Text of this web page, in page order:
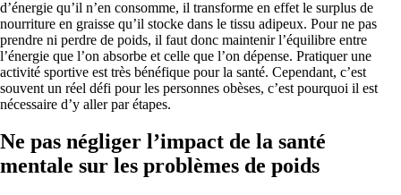
d’énergie qu’il n’en consomme, il transforme en effet le surplus de
nourriture en graisse qu’il stocke dans le tissu adipeux. Pour ne pas
prendre ni perdre de poids, il faut donc maintenir l’équilibre entre
l’énergie que l’on absorbe et celle que l’on dépense. Pratiquer une
activité sportive est très bénéfique pour la santé. Cependant, c’est
souvent un réel défi pour les personnes obèses, c’est pourquoi il est
nécessaire d’y aller par étapes.
Ne pas négliger l’impact de la santé
mentale sur les problèmes de poids